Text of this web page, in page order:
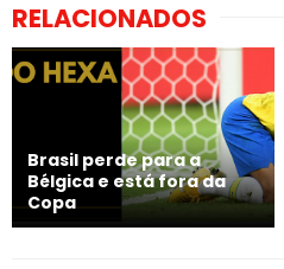
RELACIONADOS
Brasil perde para a
Bélgica e está fora da
Copa